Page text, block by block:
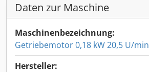
Daten zur Maschine
Maschinenbezeichnung:
Getriebemotor 0,18 kW 20,5 U/min
Hersteller: